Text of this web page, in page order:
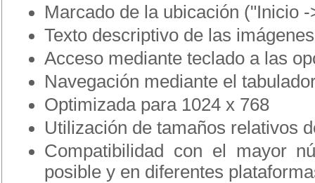
Marcado de la ubicación ("Inicio -
Texto descriptivo de las
Acceso mediante teclado a las
Navegación mediante el
Optimizada para 1024 x 768
Utilización de tamaños relativos
Compatibilidad con el mayor
posible y en diferentes